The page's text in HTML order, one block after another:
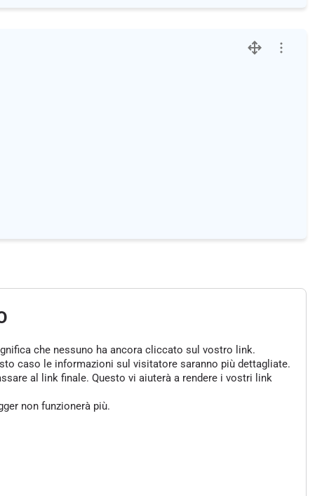
che nessuno ha ancora cliccato sul vostro link.
caso le informazioni sul visitatore saranno più dettagliate.
al link finale. Questo vi aiuterà a rendere i vostri link
non funzionerà più.